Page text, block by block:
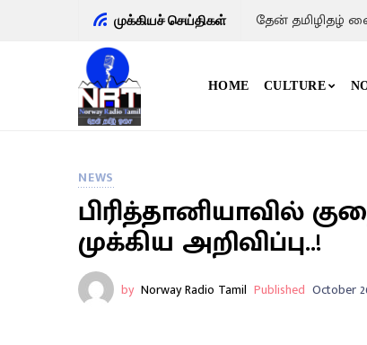
முக்கியச் செய்திகள் தேன் தமிழிதழ்
HOME CULTURE
NEWS
பிரித்தானியாவில்
முக்கிய அறிவிப்பு..!
by Norway Radio Tamil Published October